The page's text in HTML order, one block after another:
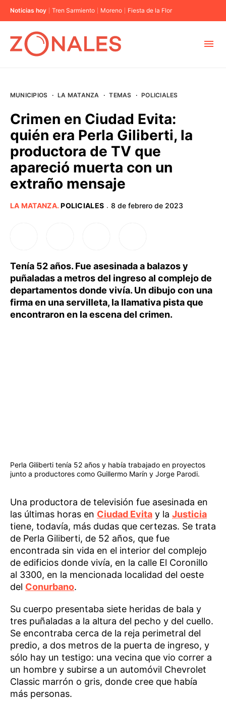
Noticias hoy Tren Sarmiento Moreno Fiesta de la Flor
BUENOS AIRES
PROVINCIAS
MUNICIPIOS · LA MATANZA · TEMAS · POLICIALES
Crimen en Ciudad Evita:
quién era Perla Giliberti, la
productora de TV que
apareció muerta con un
extraño mensaje
LA MATANZA.POLICIALES · 8 de febrero de 2023
Tenía 52 años. Fue asesinada a balazos y
puñaladas a metros del ingreso al complejo de
departamentos donde vivía. Un dibujo con una
firma en una servilleta, la llamativa pista que
encontraron en la escena del crimen.
Perla Giliberti tenía 52 años y había trabajado en proyectos
junto a productores como Guillermo Marín y Jorge Parodi.
Una productora de televisión fue asesinada en
las últimas horas en Ciudad Evita y la Justicia
tiene, todavía, más dudas que certezas. Se trata
de Perla Giliberti, de 52 años, que fue
encontrada sin vida en el interior del complejo
de edificios donde vivía, en la calle El Coronillo
al 3300, en la mencionada localidad del oeste
del Conurbano.
Su cuerpo presentaba siete heridas de bala y
tres puñaladas a la altura del pecho y del cuello.
Se encontraba cerca de la reja perimetral del
predio, a dos metros de la puerta de ingreso, y
sólo hay un testigo: una vecina que vio correr a
un hombre y subirse a un automóvil Chevrolet
Classic marrón o gris, donde cree que había
más personas.